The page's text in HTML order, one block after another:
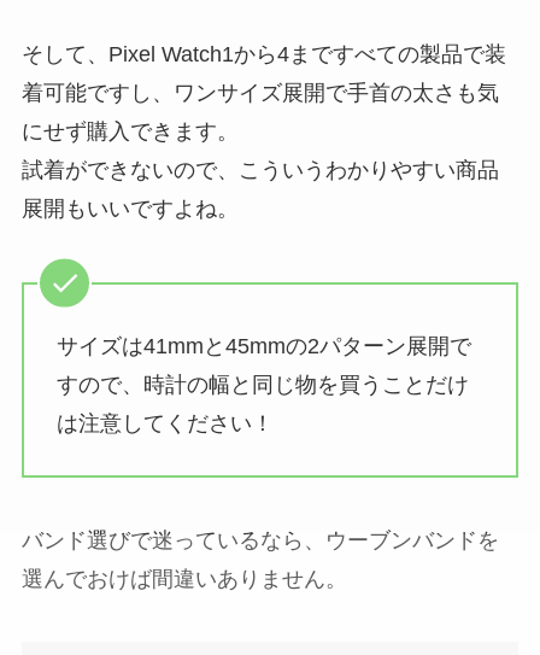
そして、Pixel Watch1から4まですべての製品で装
着可能ですし、ワンサイズ展開で手首の太さも気
にせず購入できます。
試着ができないので、こういうわかりやすい商品
展開もいいですよね。
サイズは41mmと45mmの2パターン展開で
すので、時計の幅と同じ物を買うことだけ
は注意してください！
バンド選びで迷っているなら、ウーブンバンドを
選んでおけば間違いありません。